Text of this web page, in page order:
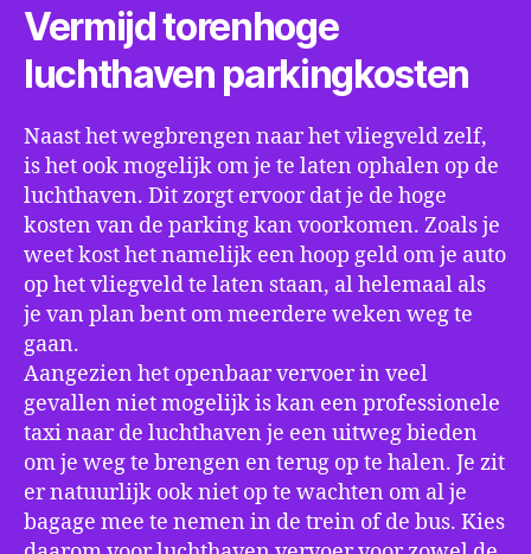
Vermijd torenhoge
luchthaven parkingkosten
Naast het wegbrengen naar het vliegveld zelf,
is het ook mogelijk om je te laten ophalen op de
luchthaven. Dit zorgt ervoor dat je de hoge
kosten van de parking kan voorkomen. Zoals je
weet kost het namelijk een hoop geld om je auto
op het vliegveld te laten staan, al helemaal als
je van plan bent om meerdere weken weg te
gaan.
Aangezien het openbaar vervoer in veel
gevallen niet mogelijk is kan een professionele
taxi naar de luchthaven je een uitweg bieden
om je weg te brengen en terug op te halen. Je zit
er natuurlijk ook niet op te wachten om al je
bagage mee te nemen in de trein of de bus. Kies